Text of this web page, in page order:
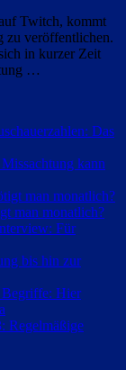
Twitch, kommt
zu veröffentlichen.
in kurzer Zeit
…
Das
kann
man monatlich?
Für
bis hin zur
Hier
Regelmäßige